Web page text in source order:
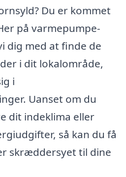
Du er kommet
på varmepumpe-
dig med at finde de
i dit lokalområde,
i
Uanset om du
dit indeklima eller
så kan du få
skræddersyet til dine